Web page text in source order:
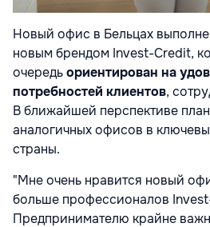
Новый офис в Бельцах
новым брендом Invest-Credit,
очередьориентирован на
потребностей клиентов,
В ближайшей перспективе
аналогичных офисов в
страны.
"Мне очень нравится новый
больше профессионалов
Предпринимателю крайне